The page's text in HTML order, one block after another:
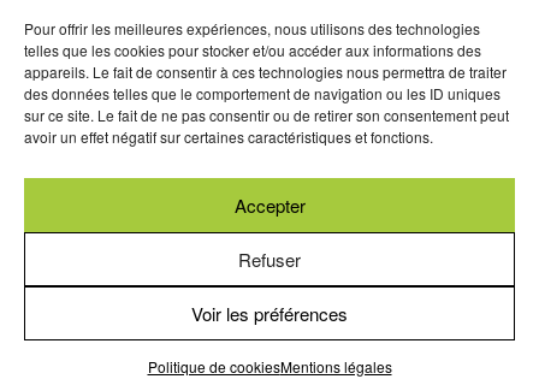
Pour offrir les meilleures expériences, nous utilisons des technologies
telles que les cookies pour stocker et/ou accéder aux informations des
appareils. Le fait de consentir à ces technologies nous permettra de traiter
des données telles que le comportement de navigation ou les ID uniques
sur ce site. Le fait de ne pas consentir ou de retirer son consentement peut
avoir un effet négatif sur certaines caractéristiques et fonctions.
Accepter
Refuser
Voir les préférences
Politique de cookiesMentions légales
Devenez correspondant
Rejoignez nos experts
Devenez Partenaire
Nous suivre
Abonnez-vous à nos newsletters
Conditions générales d’utilisation
de cookies